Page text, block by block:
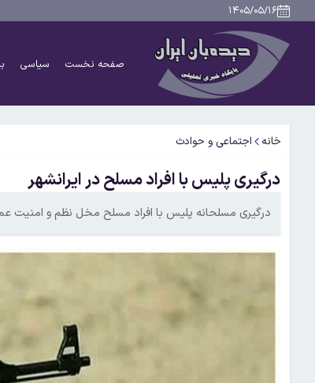
۱۴۰۵/۰۵/۱۶
صفحه نخست سیاسی
خانه اجتماعی و حوادث
درگیری پلیس با افراد مسلح در ایرانشهر
درگیری مسلحانه پلیس با افراد مسلح مخل نظم و امنیت